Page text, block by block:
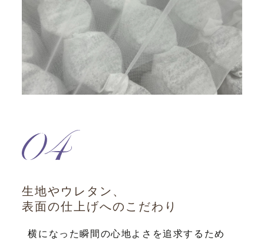
生地やウレタン、
表面の仕上げへのこだわり
横になった瞬間の心地よさを追求するため